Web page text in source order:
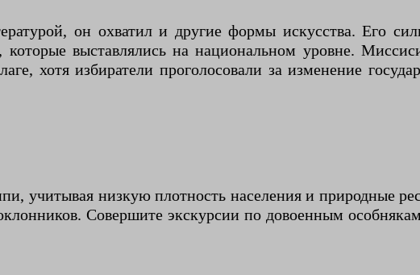
он охватил и другие формы искусства. Его
которые выставлялись на национальном уровне.
хотя избиратели проголосовали за изменение
учитывая низкую плотность населения и природные
Совершите экскурсии по довоенным